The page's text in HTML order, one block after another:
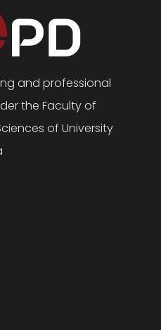
and professional
the Faculty of
of University